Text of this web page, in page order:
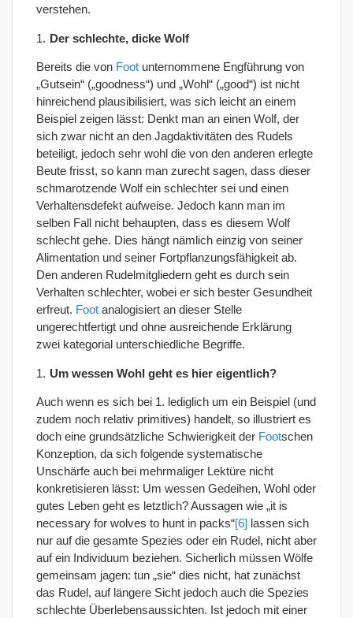
verstehen.
Der schlechte, dicke Wolf
Bereits die von Foot unternommene Engführung von
„Gutsein“ („goodness“) und „Wohl“ („good“) ist nicht
hinreichend plausibilisiert, was sich leicht an einem
Beispiel zeigen lässt: Denkt man an einen Wolf, der
sich zwar nicht an den Jagdaktivitäten des Rudels
beteiligt, jedoch sehr wohl die von den anderen erlegte
Beute frisst, so kann man zurecht sagen, dass dieser
schmarotzende Wolf ein schlechter sei und einen
Verhaltensdefekt aufweise. Jedoch kann man im
selben Fall nicht behaupten, dass es diesem Wolf
schlecht gehe. Dies hängt nämlich einzig von seiner
Alimentation und seiner Fortpflanzungsfähigkeit ab.
Den anderen Rudelmitgliedern geht es durch sein
Verhalten schlechter, wobei er sich bester Gesundheit
erfreut. Foot analogisiert an dieser Stelle
ungerechtfertigt und ohne ausreichende Erklärung
zwei kategorial unterschiedliche Begriffe.
Um wessen Wohl geht es hier eigentlich?
Auch wenn es sich bei 1. lediglich um ein Beispiel (und
zudem noch relativ primitives) handelt, so illustriert es
doch eine grundsätzliche Schwierigkeit der Footschen
Konzeption, da sich folgende systematische
Unschärfe auch bei mehrmaliger Lektüre nicht
konkretisieren lässt: Um wessen Gedeihen, Wohl oder
gutes Leben geht es letztlich? Aussagen wie „it is
necessary for wolves to hunt in packs“[6] lassen sich
nur auf die gesamte Spezies oder ein Rudel, nicht aber
auf ein Individuum beziehen. Sicherlich müssen Wölfe
gemeinsam jagen: tun „sie“ dies nicht, hat zunächst
das Rudel, auf längere Sicht jedoch auch die Spezies
schlechte Überlebensaussichten. Ist jedoch mit einer